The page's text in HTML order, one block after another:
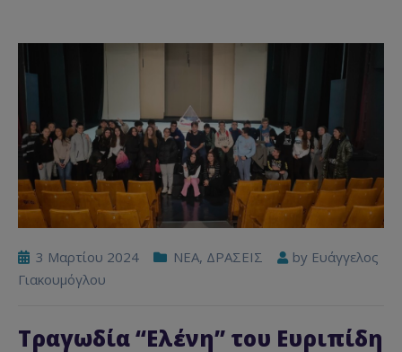
3 Μαρτίου 2024 NEA, ΔΡΑΣΕΙΣ by Ευάγγελος
Γιακουμόγλου
Τραγωδία “Ελένη” του Ευριπίδη